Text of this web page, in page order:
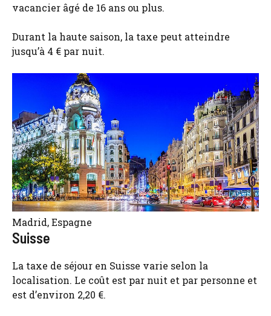
vacancier âgé de 16 ans ou plus.
Durant la haute saison, la taxe peut atteindre
jusqu’à 4 € par nuit.
Madrid, Espagne
Suisse
La taxe de séjour en Suisse varie selon la
localisation. Le coût est par nuit et par personne et
est d’environ 2,20 €.